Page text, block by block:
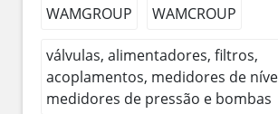
WAMGROUP WAMCROUP
válvulas, alimentadores, filtros,
acoplamentos, medidores de
medidores de pressão e bombas